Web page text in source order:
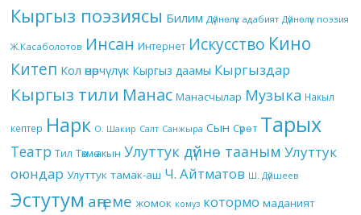
Кыргыз поэзиясы Билим Дүйнөлүк адабият Дүйнөлүк поэзия
Ж.Касаболотов Инсан Интернет Искусство Кино
Китеп Кол өнөрчүлүк Кыргыз даамы Кыргыздар
Кыргыз тили Манас Манасчылар Музыка Накыл
кептер Нарк О. Шакир Салт Санжыра Сын Сүрөт Тарых
Театр Тил Төкмө акын Улуттук дүйнө тааным Улуттук
оюндар Улуттук тамак-аш Ч. Айтматов Ш. Дүйшеев
Эстутум аңгеме жомок комуз котормо маданият